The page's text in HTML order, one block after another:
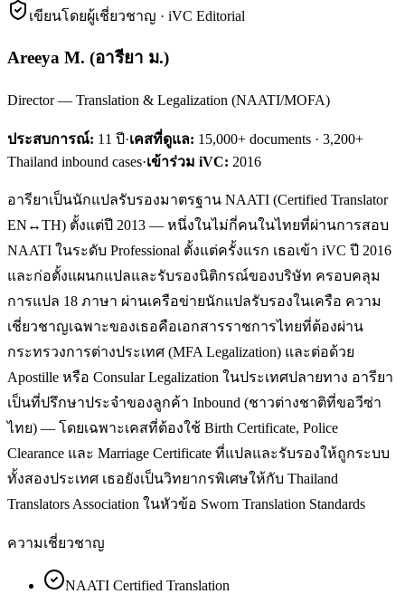
เขียนโดยผู้เชี่ยวชาญ · iVC Editorial
Areeya M. (อารียา ม.)
Director — Translation & Legalization (NAATI/MOFA)
ประสบการณ์: 11 ปี·เคสที่ดูแล: 15,000+ documents · 3,200+
Thailand inbound cases·เข้าร่วม iVC: 2016
อารียาเป็นนักแปลรับรองมาตรฐาน NAATI (Certified Translator
EN↔TH) ตั้งแต่ปี 2013 — หนึ่งในไม่กี่คนในไทยที่ผ่านการสอบ
NAATI ในระดับ Professional ตั้งแต่ครั้งแรก เธอเข้า iVC ปี 2016
และก่อตั้งแผนกแปลและรับรองนิติกรณ์ของบริษัท ครอบคลุม
การแปล 18 ภาษา ผ่านเครือข่ายนักแปลรับรองในเครือ ความ
เชี่ยวชาญเฉพาะของเธอคือเอกสารราชการไทยที่ต้องผ่าน
กระทรวงการต่างประเทศ (MFA Legalization) และต่อด้วย
Apostille หรือ Consular Legalization ในประเทศปลายทาง อารียา
เป็นที่ปรึกษาประจำของลูกค้า Inbound (ชาวต่างชาติที่ขอวีซ่า
ไทย) — โดยเฉพาะเคสที่ต้องใช้ Birth Certificate, Police
Clearance และ Marriage Certificate ที่แปลและรับรองให้ถูกระบบ
ทั้งสองประเทศ เธอยังเป็นวิทยากรพิเศษให้กับ Thailand
Translators Association ในหัวข้อ Sworn Translation Standards
ความเชี่ยวชาญ
NAATI Certified Translation